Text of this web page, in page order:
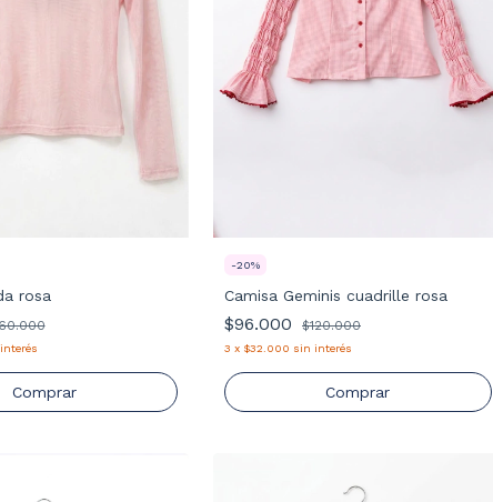
rosa
Comprar
-20%
Camisa Geminis cuadrille rosa
$96.000 $120.000
3 x $32.000 sin interés
Comprar